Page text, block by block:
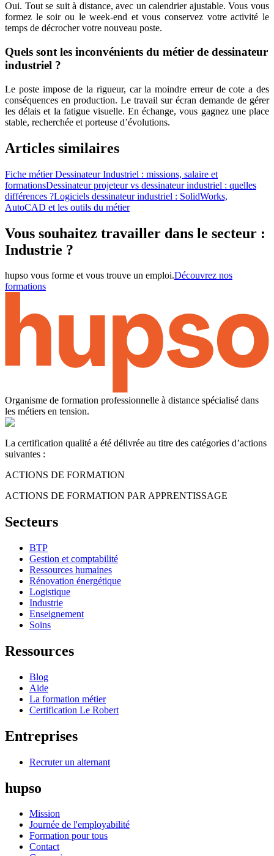
Oui. Tout se suit à distance, avec un calendrier ajustable. Vous vous
formez le soir ou le week-end et vous conservez votre activité le
temps de décrocher votre nouveau poste.
Quels sont les inconvénients du métier de dessinateur
industriel ?
Le poste impose de la rigueur, car la moindre erreur de cote a des
conséquences en production. Le travail sur écran demande de gérer
les délais et la fatigue visuelle. En échange, vous gagnez une place
stable, recherchée et porteuse d’évolutions.
Articles similaires
Fiche métier Dessinateur Industriel : missions, salaire et
formationsDessinateur projeteur vs dessinateur industriel : quelles
différences ?Logiciels dessinateur industriel : SolidWorks,
AutoCAD et les outils du métier
Vous souhaitez travailler dans le secteur :
Industrie ?
hupso vous forme et vous trouve un emploi.Découvrez nos
formations
Organisme de formation professionnelle à distance spécialisé dans
les métiers en tension.
La certification qualité a été délivrée au titre des catégories d’actions
suivantes :
ACTIONS DE FORMATION
ACTIONS DE FORMATION PAR APPRENTISSAGE
Secteurs
BTP
Gestion et comptabilité
Ressources humaines
Rénovation énergétique
Logistique
Industrie
Enseignement
Soins
Ressources
Blog
Aide
La formation métier
Certification Le Robert
Entreprises
Recruter un alternant
hupso
Mission
Journée de l'employabilité
Formation pour tous
Contact